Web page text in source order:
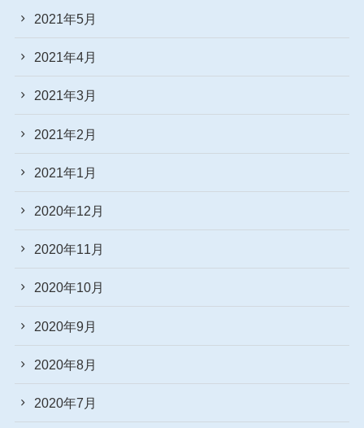
2021年5月
2021年4月
2021年3月
2021年2月
2021年1月
2020年12月
2020年11月
2020年10月
2020年9月
2020年8月
2020年7月